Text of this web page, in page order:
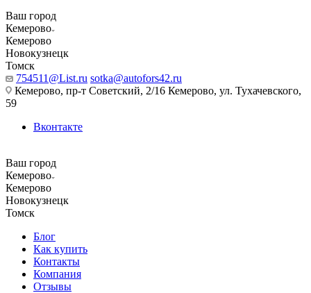
Ваш город
Кемерово
Кемерово
Новокузнецк
Томск
754511@List.ru sotka@autofors42.ru
Кемерово, пр-т Советский, 2/16 Кемерово, ул. Тухачевского,
59
Вконтакте
Ваш город
Кемерово
Кемерово
Новокузнецк
Томск
Блог
Как купить
Контакты
Компания
Отзывы